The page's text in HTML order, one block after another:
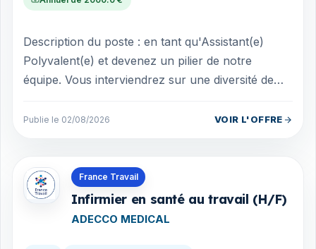
Description du poste : en tant qu'Assistant(e)
Polyvalent(e) et devenez un pilier de notre
équipe. Vous interviendrez sur une diversité de
Publie le 02/08/2026 VOIR L'OFFRE
France Travail
Infirmier en santé au travail (H/F)
ADECCO MEDICAL
Offres en Guyane